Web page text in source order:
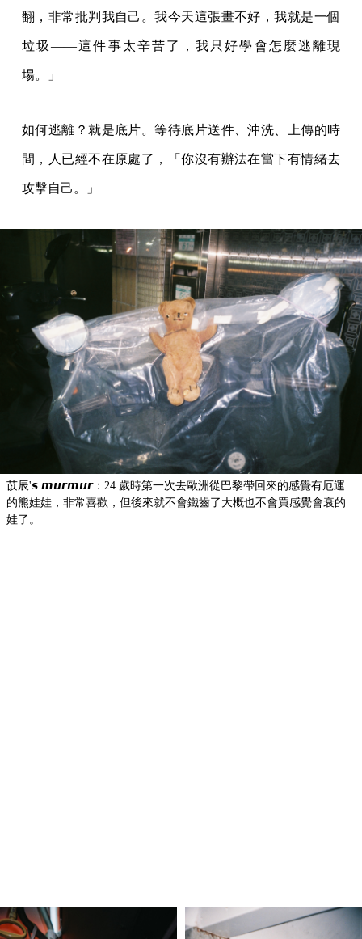
苡辰'𝙨 𝙢𝙪𝙧𝙢𝙪𝙧：24 歲時第一次去歐洲從巴黎帶回來的感覺有厄運
的熊娃娃，非常喜歡，但後來就不會鐵齒了大概也不會買感覺會衰的
娃了。